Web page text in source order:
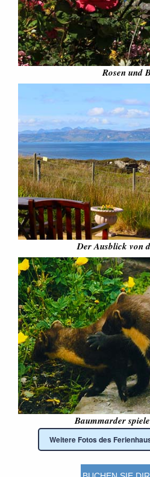
Rosen und
Der Ausblick von
Baummarder
Weitere Fotos des